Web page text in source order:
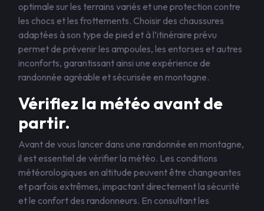
optimale sur les terrains variés et une protection contre
les chocs et les frottements. Choisir des chaussures
adaptées à son type de pied et à l’itinéraire prévu
permet de prévenir les ampoules, les entorses et autres
inconforts, garantissant ainsi une expérience de
randonnée agréable et sécurisée en montagne.
Vérifiez la météo avant de
partir.
Avant de vous lancer dans une randonnée en montagne,
il est essentiel de vérifier la météo. Les conditions
météorologiques en altitude peuvent être changeantes
et parfois extrêmes, impactant directement la sécurité
et le confort des randonneurs. En consultant les